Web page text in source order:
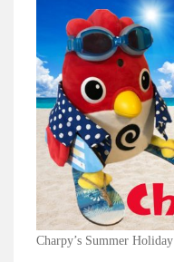
Charpy’s Summer Holiday